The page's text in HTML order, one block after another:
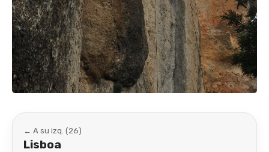
← A su izq. (26)
Lisboa